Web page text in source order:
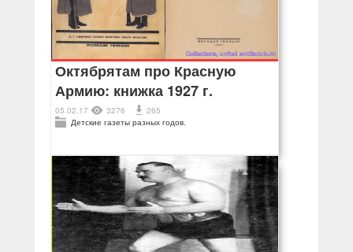
Октябрятам про Красную
Армию: книжка 1927 г.
05.02.17 3276
265
Детские газеты разных годов.